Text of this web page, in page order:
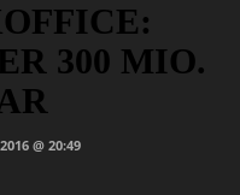
300 MIO.
@ 20:49